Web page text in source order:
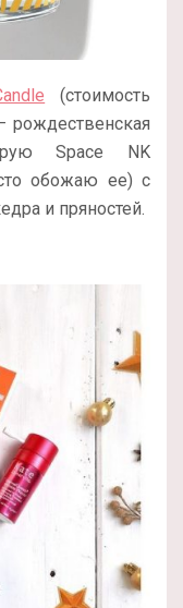
(стоимость
рождественская
Space NK
обожаю ее) с
и пряностей.